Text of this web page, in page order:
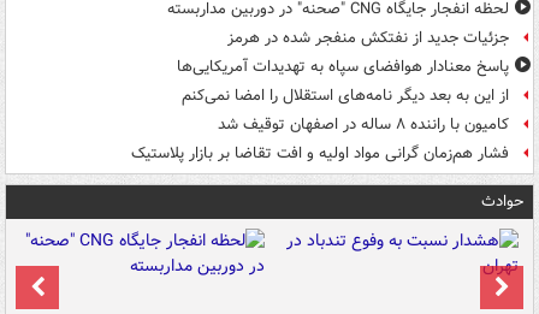
لحظه انفجار جایگاه CNG "صحنه" در دوربین مداربسته
جزئیات جدید از نفتکش منفجر شده در هرمز
پاسخ معنادار هوافضای سپاه به تهدیدات آمریکایی‌ها
از این به بعد دیگر نامه‌های استقلال را امضا نمی‌کنم
کامیون با راننده ۸ ساله در اصفهان توقیف شد
فشار هم‌زمان گرانی مواد اولیه و افت تقاضا بر بازار پلاستیک
حوادث